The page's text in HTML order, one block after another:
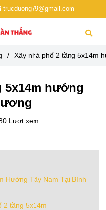
trucduong79@gmail.com
/ Xây nhà phố 2 tầng 5x14m
5x14m hướng
Lượt xem
Hướng Tây Nam Tại Bình
2 tầng 5x14m